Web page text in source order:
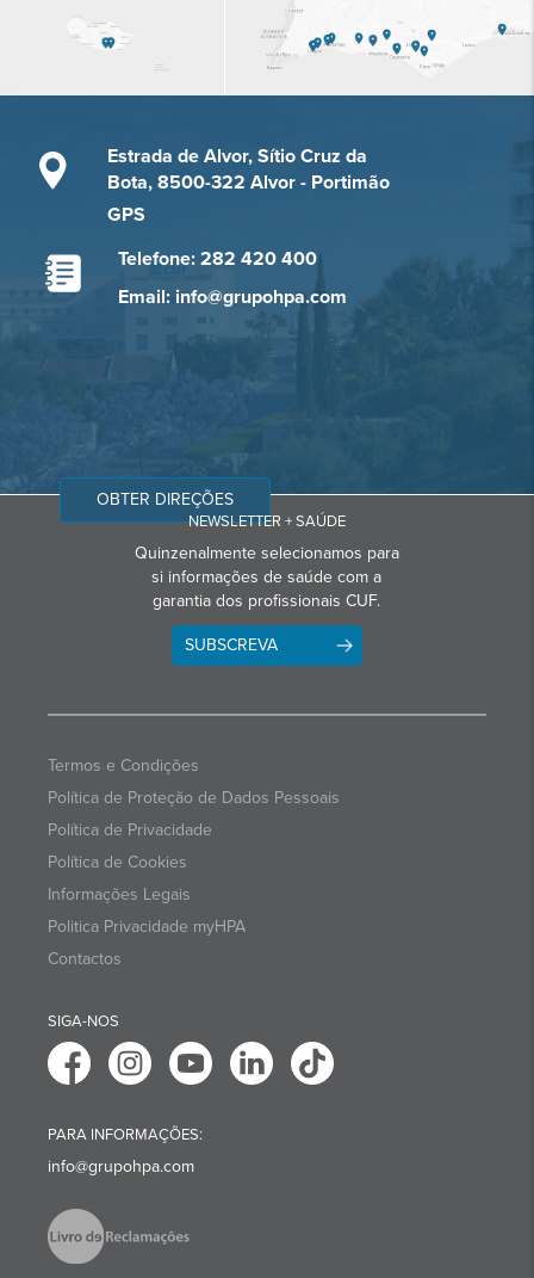
Estrada de Alvor, Sítio Cruz da
Bota, 8500-322 Alvor - Portimão
GPS
Telefone: 282 420 400
Email: info@grupohpa.com
OBTER DIREÇÕES
NEWSLETTER + SAÚDE
Quinzenalmente selecionamos para
si informações de saúde com a
garantia dos profissionais CUF.
SUBSCREVA
Termos e Condições
Política de Proteção de Dados Pessoais
Política de Privacidade
Política de Cookies
Informações Legais
Politica Privacidade myHPA
Contactos
SIGA-NOS
PARA INFORMAÇÕES:
info@grupohpa.com